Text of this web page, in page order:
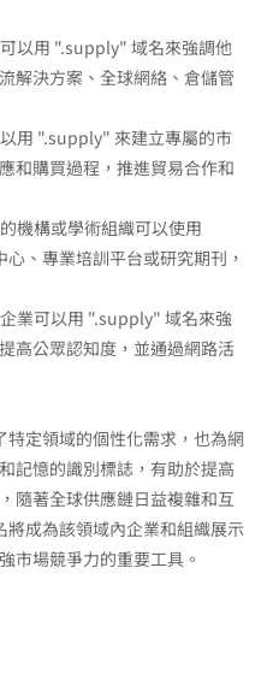
以用 ".supply" 域名來強調他
解決方案、全球網絡、倉儲管
用 ".supply" 來建立專屬的市
和購買過程，推進貿易合作和
機構或學術組織可以使用
、專業培訓平台或研究期刊，
業可以用 ".supply" 域名來強
高公眾認知度，並通過網路活
定領域的個性化需求，也為網
記憶的識別標誌，有助於提高
隨著全球供應鏈日益複雜和互
成為該領域內企業和組織展示
市場競爭力的重要工具。